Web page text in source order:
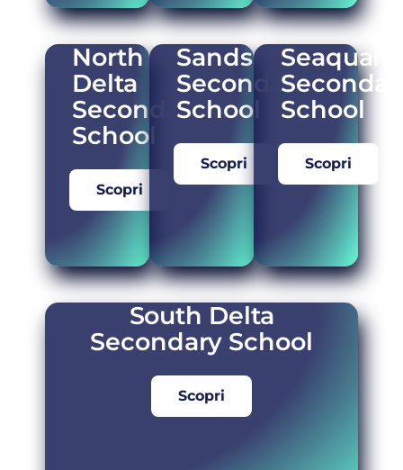
North
Delta
Secondary
School
Scopri
Sands
Secondary
School
Scopri
Seaquam
School
Scopri
South Delta
Secondary School
Scopri